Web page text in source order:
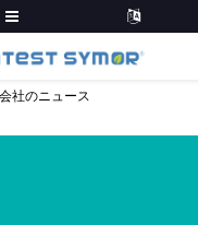
会社のニュース